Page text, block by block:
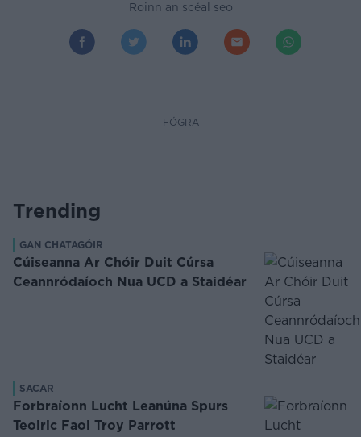
Roinn an scéal seo
FÓGRA
Trending
GAN CHATAGÓIR
Cúiseanna Ar Chóir Duit Cúrsa
Ceannródaíoch Nua UCD a Staidéar
SACAR
Forbraíonn Lucht Leanúna Spurs
Teoiric Faoi Troy Parrott